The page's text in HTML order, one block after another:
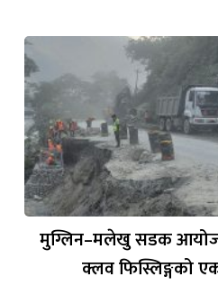
मुग्लिन–मलेखु सडक
क्लव फिस्लिङ्गको